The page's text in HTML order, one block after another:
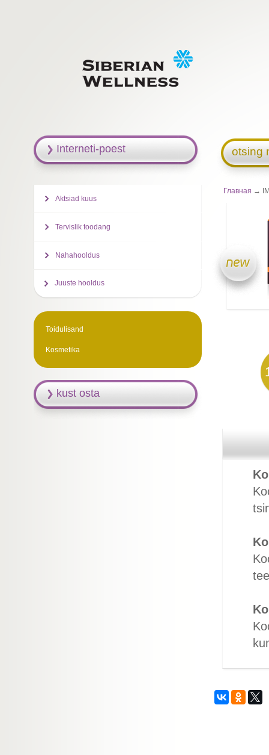
otsing
Главная →
Interneti-poest
Aktsiad kuus
Tervislik toodang
Nahahooldus
Juuste hooldus
Toidulisand
Kosmetika
kust osta